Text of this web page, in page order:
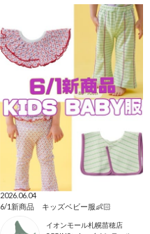
2026.06.04
6/1新商品 キッズベビー服👶🏻
イオンモール札幌苗穂店